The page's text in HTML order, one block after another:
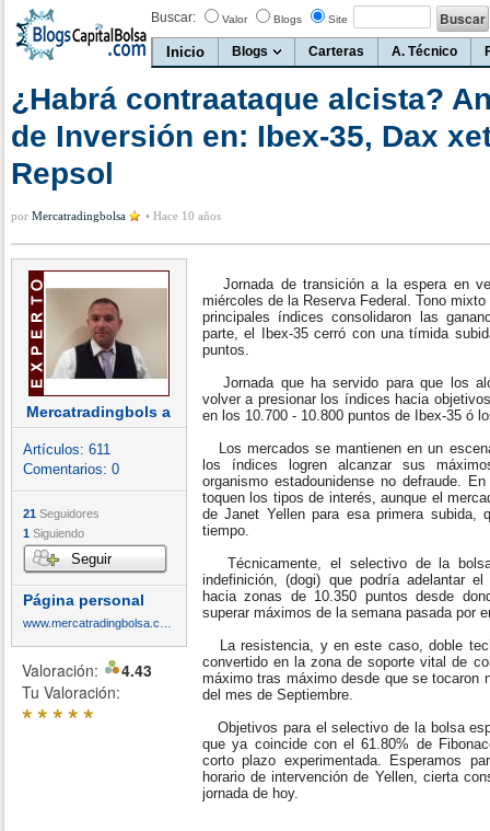
Buscar: Valor Blogs Site
Inicio Blogs Carteras A. Técnico
¿Habrá contraataque alcista?
de Inversión en: Ibex-35, Dax
Repsol
por Mercatradingbolsa • Hace 10 años
Mercatradingbols a
Artículos: 611
Comentarios: 0
21 Seguidores
1 Siguiendo
Seguir
Página personal
Valoración:
4.43
Tu Valoración:
*****
Jornada de transición a la espera en
miércoles de la Reserva Federal. Tono
principales índices consolidaron las
parte, el Ibex-35 cerró con una tímida
puntos.
Jornada que ha servido para que los
volver a presionar los índices hacia
en los 10.700 - 10.800 puntos de Ibex-35 ó
Los mercados se mantienen en un
los índices logren alcanzar sus
organismo estadounidense no defraude.
toquen los tipos de interés, aunque el
de Janet Yellen para esa primera
tiempo.
Técnicamente, el selectivo de la
indefinición, (dogi) que podría adelantar
hacia zonas de 10.350 puntos desde
superar máximos de la semana pasada por
La resistencia, y en este caso, doble
convertido en la zona de soporte vital de
máximo tras máximo desde que se tocaron
del mes de Septiembre.
Objetivos para el selectivo de la bolsa
que ya coincide con el 61.80% de
corto plazo experimentada. Esperamos
horario de intervención de Yellen, cierta
jornada de hoy.